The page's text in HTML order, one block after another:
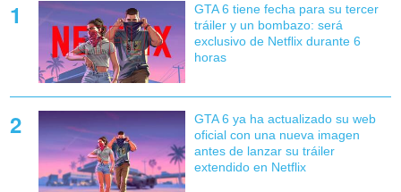
GTA 6 tiene fecha para su tercer
tráiler y un bombazo: será
exclusivo de Netflix durante 6
horas
GTA 6 ya ha actualizado su web
oficial con una nueva imagen
antes de lanzar su tráiler
extendido en Netflix